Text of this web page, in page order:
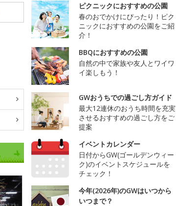
ピクニックにおすすめの公園
春のおでかけにぴったり！ピク
ニックにおすすめの公園をご紹
介！
BBQにおすすめの公園
自然の中で家族や友人とワイワ
イ楽しもう！
GWおうちでの過ごし方ガイド
最大12連休のおうち時間を充実
させるおすすめの過ごし方をご
提案
イベントカレンダー
日付からGW(ゴールデンウィー
ク)のイベントスケジュールを
チェック！
今年(2026年)のGWはいつから
いつまで？